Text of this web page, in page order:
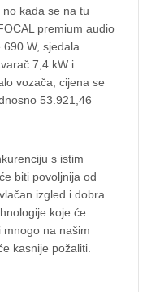
kada se na tu
premium audio
W, sjedala
7,4 kW i
vozača, cijena se
53.921,46
s istim
biti povoljnija od
izgled i dobra
koje će
mnogo na našim
kasnije požaliti.